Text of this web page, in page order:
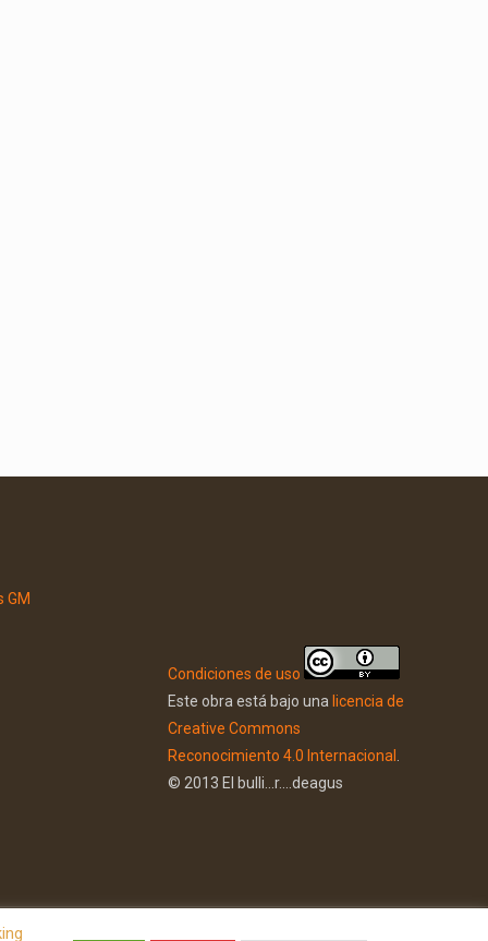
Condiciones de uso
Este obra está bajo una licencia de
Creative Commons
Reconocimiento 4.0 Internacional
© 2013 El bulli...r....deagus